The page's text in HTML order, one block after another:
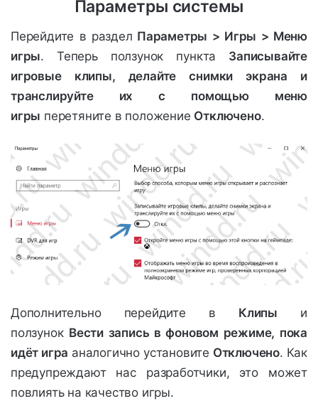
Параметры системы
Перейдите в раздел Параметры > Игры > Меню
игры. Теперь ползунок пункта Записывайте
игровые клипы, делайте снимки экрана и
транслируйте их с помощью меню
игры перетяните в положение Отключено.
Дополнительно перейдите в Клипы и
ползунок Вести запись в фоновом режиме, пока
идёт игра аналогично установите Отключено. Как
предупреждают нас разработчики, это может
повлиять на качество игры.